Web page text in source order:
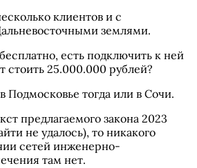
клиентов и с
землями.
есть подключить к ней
стоить 25.000.000 рублей?
Подмосковье тогда или в Сочи.
предлагаемого закона 2023
не удалось), то никакого
сетей инженерно-
там нет.